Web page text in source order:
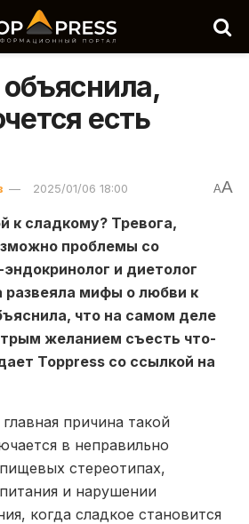
есть
2025/01/06 18:00 AA
к сладкому? Тревога,
проблемы со
и диетолог
развеяла мифы о любви к
что на самом деле
желанием съесть что-
Toppress со ссылкой на
причина такой
в неправильно
стереотипах,
и нарушении
когда сладкое становится